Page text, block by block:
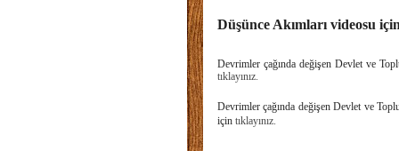
Düşünce Akımları videosu
Devrimler çağında değişen Devlet ve
tıklayınız.
Devrimler çağında değişen Devlet ve
için tıklayınız.